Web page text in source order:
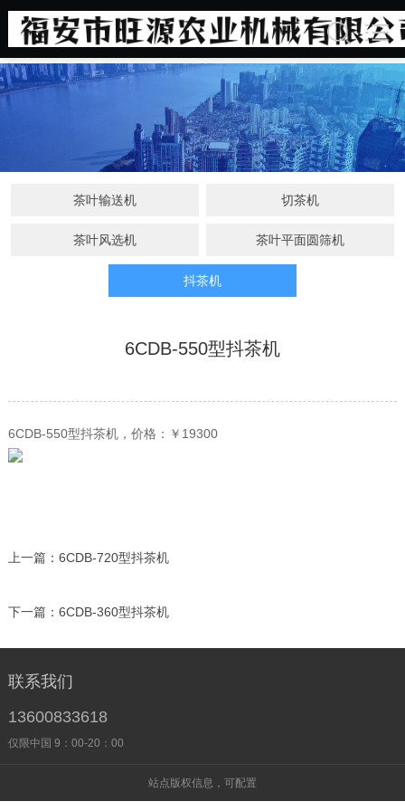
茶叶输送机 切茶机
茶叶风选机 茶叶平面圆筛机
抖茶机
6CDB-550型抖茶机
6CDB-550型抖茶机，价格：￥19300
上一篇： 6CDB-720型抖茶机
下一篇： 6CDB-360型抖茶机
联系我们
13600833618
仅限中国 9：00-20：00
站点版权信息，可配置